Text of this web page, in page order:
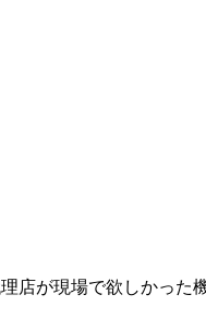
店が現場で欲しかった